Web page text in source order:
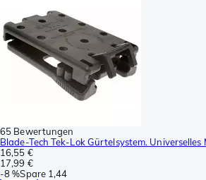
65 Bewertungen
Blade-Tech Tek-Lok Gürtelsystem. Universelles
16,55 €
17,99 €
-8 %Spare 1,44